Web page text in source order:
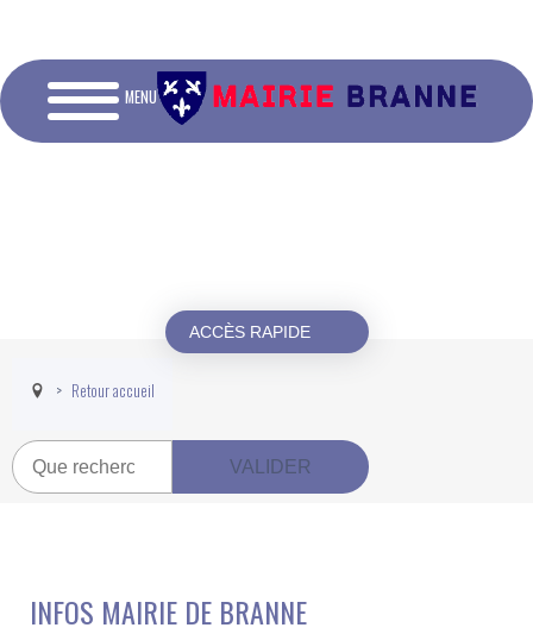
MENU
ACCÈS RAPIDE
Retour accueil
Recherche
VALIDER
INFOS MAIRIE DE BRANNE